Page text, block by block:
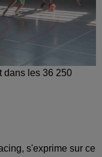
dans les 36 250
s'exprime sur ce